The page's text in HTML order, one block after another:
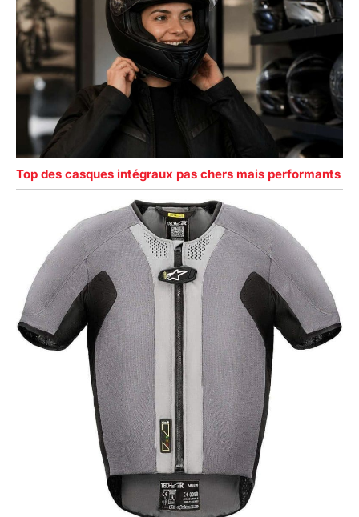
Top des casques intégraux pas chers mais performants